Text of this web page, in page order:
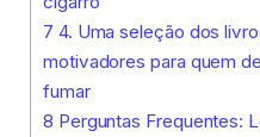
7 4. Uma seleção dos
motivadores para quem
fumar
8 Perguntas Frequentes: